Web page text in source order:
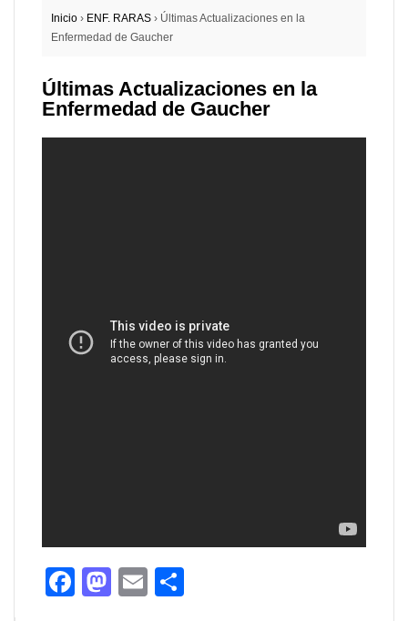
Inicio › ENF. RARAS › Últimas Actualizaciones en la
Enfermedad de Gaucher
Últimas Actualizaciones en la
Enfermedad de Gaucher
Facebook
Mastodon
Email